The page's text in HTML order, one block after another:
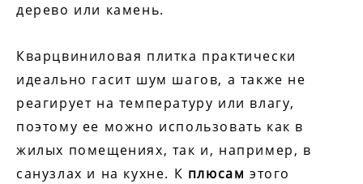
дерево или камень.
Кварцвиниловая плитка практически
идеально гасит шум шагов, а также не
реагирует на температуру или влагу,
поэтому ее можно использовать как в
жилых помещениях, так и, например, в
санузлах и на кухне. К плюсам этого